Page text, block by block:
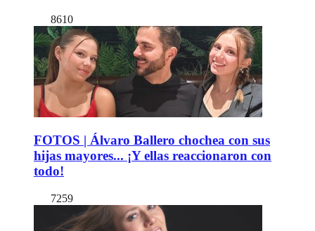
8610
FOTOS | Álvaro Ballero chochea con sus
hijas mayores... ¡Y ellas reaccionaron con
todo!
7259